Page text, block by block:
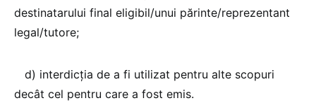
destinatarului final eligibil/unui părinte/reprezentant
legal/tutore;
d) interdicția de a fi utilizat pentru alte scopuri
decât cel pentru care a fost emis.